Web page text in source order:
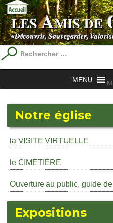
Recherche
pour
:
Notre église
la VISITE VIRTUELLE
le CIMETIÈRE
Ouverture au public, guide
Expositions